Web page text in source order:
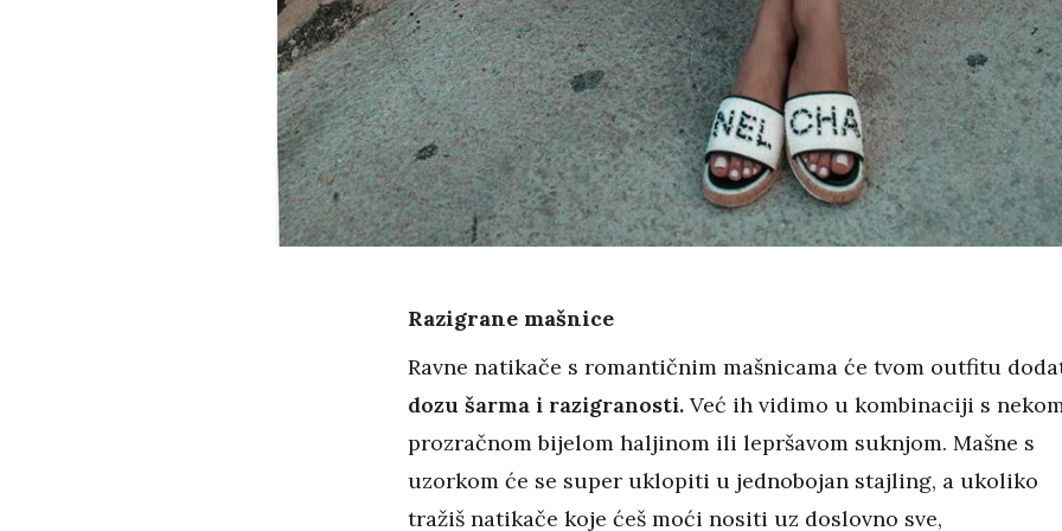
Razigrane mašnice
Ravne natikače s romantičnim mašnicama će tvom outfitu
dozu šarma i razigranosti.Već ih vidimo u kombinaciji s
prozračnom bijelom haljinom ili lepršavom suknjom. Mašne s
uzorkom će se super uklopiti u jednobojan stajling, a ukoliko
tražiš natikače koje ćeš moći nositi uz doslovno sve,